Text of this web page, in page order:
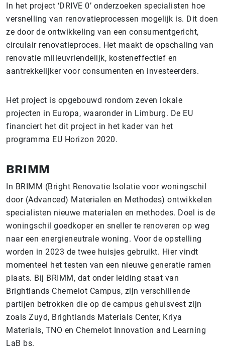
In het project ‘DRIVE 0’ onderzoeken specialisten hoe
versnelling van renovatieprocessen mogelijk is. Dit doen
ze door de ontwikkeling van een consumentgericht,
circulair renovatieproces. Het maakt de opschaling van
renovatie milieuvriendelijk, kosteneffectief en
aantrekkelijker voor consumenten en investeerders.
Het project is opgebouwd rondom zeven lokale
projecten in Europa, waaronder in Limburg. De EU
financiert het dit project in het kader van het
programma EU Horizon 2020.
BRIMM
In BRIMM (Bright Renovatie Isolatie voor woningschil
door (Advanced) Materialen en Methodes) ontwikkelen
specialisten nieuwe materialen en methodes. Doel is de
woningschil goedkoper en sneller te renoveren op weg
naar een energieneutrale woning. Voor de opstelling
worden in 2023 de twee huisjes gebruikt. Hier vindt
momenteel het testen van een nieuwe generatie ramen
plaats. Bij BRIMM, dat onder leiding staat van
Brightlands Chemelot Campus, zijn verschillende
partijen betrokken die op de campus gehuisvest zijn
zoals Zuyd, Brightlands Materials Center, Kriya
Materials, TNO en Chemelot Innovation and Learning
LaB bs.